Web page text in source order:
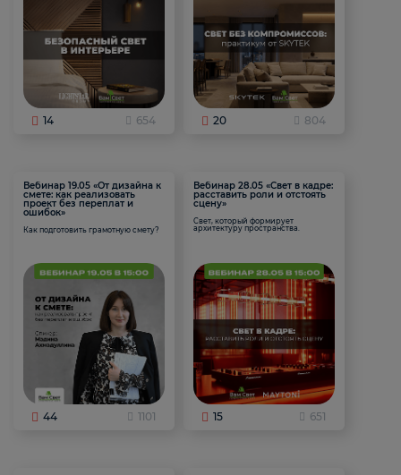
14 654 20 804
Вебинар 19.05 «От дизайна к
смете: как реализовать
проект без переплат и
ошибок»
Как подготовить грамотную смету?
44 1101
Вебинар 28.05 «Свет в кадре:
расставить роли и отстоять
сцену»
Свет, который формирует
архитектуру пространства.
15 651